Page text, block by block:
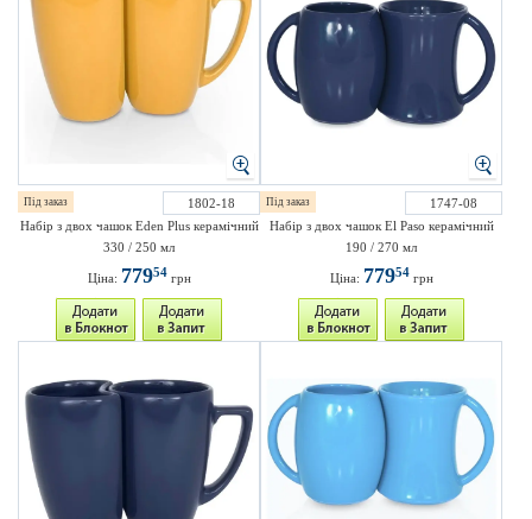
Під заказ
1802-18
Набір з двох чашок Eden Plus керамічний
330 / 250 мл
Ціна: 77954грн
Під заказ
1747-08
Набір з двох чашок El Paso керамічний
190 / 270 мл
Ціна: 77954грн